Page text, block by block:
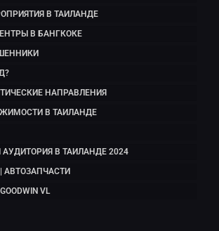
В ТАИЛАНДЕ
В БАНГКОКЕ
НАПРАВЛЕНИЯ
В ТАИЛАНДЕ
В ТАИЛАНДЕ 2024
АВТОЗАПЧАСТИ
VL